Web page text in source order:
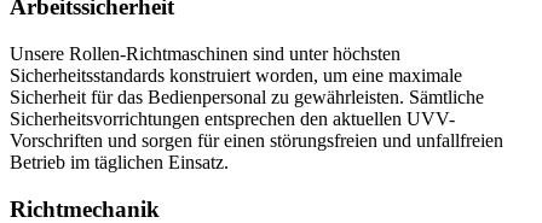
Arbeitssicherheit
Unsere Rollen-Richtmaschinen sind unter höchsten
Sicherheitsstandards konstruiert worden, um eine maximale
Sicherheit für das Bedienpersonal zu gewährleisten. Sämtliche
Sicherheitsvorrichtungen entsprechen den aktuellen UVV-
Vorschriften und sorgen für einen störungsfreien und unfallfreien
Betrieb im täglichen Einsatz.
Richtmechanik